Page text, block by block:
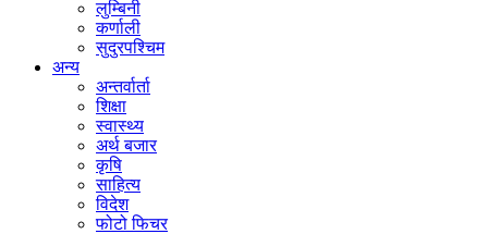
लुम्बिनी
कर्णाली
सुदुरपश्चिम
अन्य
अन्तर्वार्ता
शिक्षा
स्वास्थ्य
अर्थ बजार
कृषि
साहित्य
विदेश
फोटो फिचर